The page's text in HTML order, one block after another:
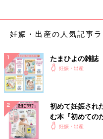
陣痛促進剤を少量から入れて
9:30
診察
先生より、「まだ本格的な
り上にあるから、たぶん明日
助産師さんより、「促進剤は
性が高いけど、もし陣痛が着
妊娠・出産の人気記事
たまひよの雑誌
妊娠・出産
初めて妊娠され
む本『初めての
妊娠・出産